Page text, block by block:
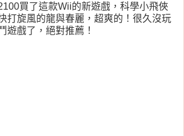
買了這款Wii的新遊戲，科學小飛俠
打旋風的龍與春麗，超爽的！很久沒玩
遊戲了，絕對推薦！